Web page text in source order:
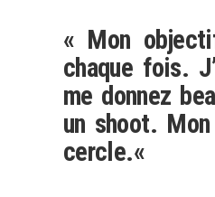
« Mon
chaque fois.
me donnez
un shoot.
cercle.«